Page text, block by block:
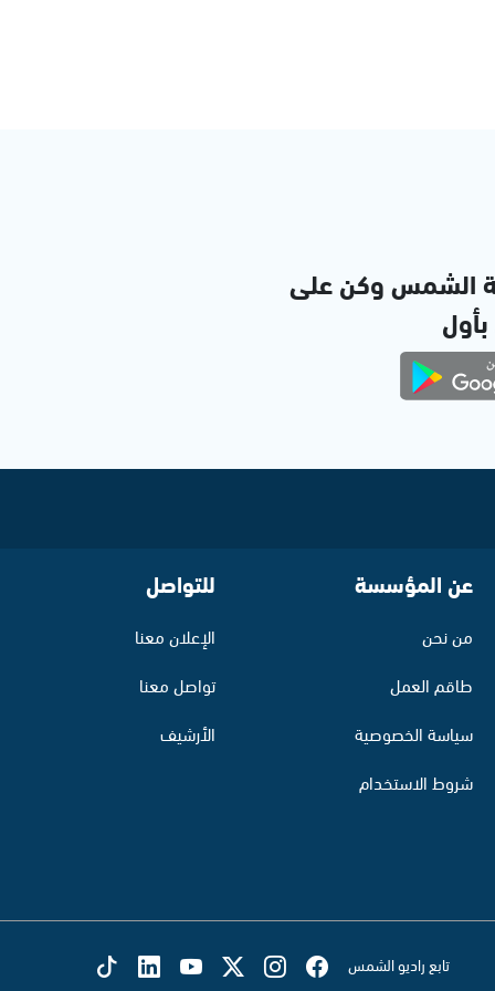
الشمس وكن على
بأول
عن المؤسسة
من نحن
طاقم العمل
سياسة الخصوصية
شروط الاستخدام
للتواصل
الإعلان معنا
تواصل معنا
الأرشيف
تابع راديو الشمس